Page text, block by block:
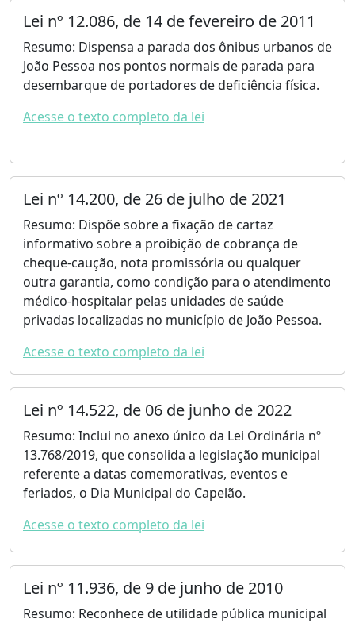
Lei nº 12.086, de 14 de fevereiro de 2011
Resumo: Dispensa a parada dos ônibus urbanos de
João Pessoa nos pontos normais de parada para
desembarque de portadores de deficiência física.
Acesse o texto completo da lei
Lei nº 14.200, de 26 de julho de 2021
Resumo: Dispõe sobre a fixação de cartaz
informativo sobre a proibição de cobrança de
cheque-caução, nota promissória ou qualquer
outra garantia, como condição para o atendimento
médico-hospitalar pelas unidades de saúde
privadas localizadas no município de João Pessoa.
Acesse o texto completo da lei
Lei nº 14.522, de 06 de junho de 2022
Resumo: Inclui no anexo único da Lei Ordinária nº
13.768/2019, que consolida a legislação municipal
referente a datas comemorativas, eventos e
feriados, o Dia Municipal do Capelão.
Acesse o texto completo da lei
Lei nº 11.936, de 9 de junho de 2010
Resumo: Reconhece de utilidade pública municipal